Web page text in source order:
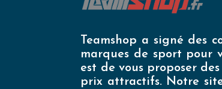
Teamshop a signé des
marques de sport pour
est de vous proposer
prix attractifs. Notre